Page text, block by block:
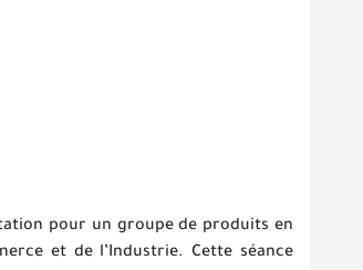
pour un groupe de produits en
et de l’Industrie. Cette séance